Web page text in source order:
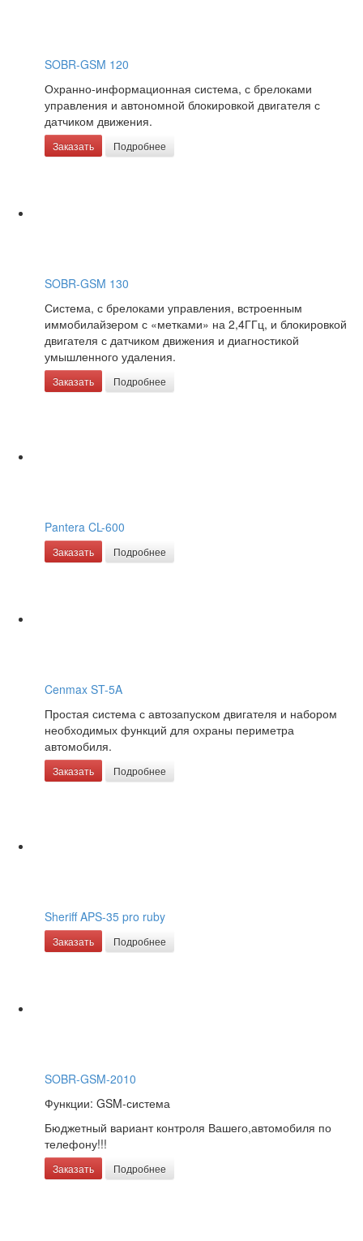
SOBR-GSM 120
Охранно-информационная система, с брелоками
управления и автономной блокировкой двигателя с
датчиком движения.
Заказать Подробнее
SOBR-GSM 130
Система, с брелоками управления, встроенным
иммобилайзером с «метками» на 2,4ГГц, и блокировкой
двигателя с датчиком движения и диагностикой
умышленного удаления.
Заказать Подробнее
Pantera CL-600
Заказать Подробнее
Cenmax ST-5A
Простая система с автозапуском двигателя и набором
необходимых функций для охраны периметра
автомобиля.
Заказать Подробнее
Sheriff APS-35 pro ruby
Заказать Подробнее
SOBR-GSM-2010
Функции: GSM-система
Бюджетный вариант контроля Вашего,автомобиля по
телефону!!!
Заказать Подробнее